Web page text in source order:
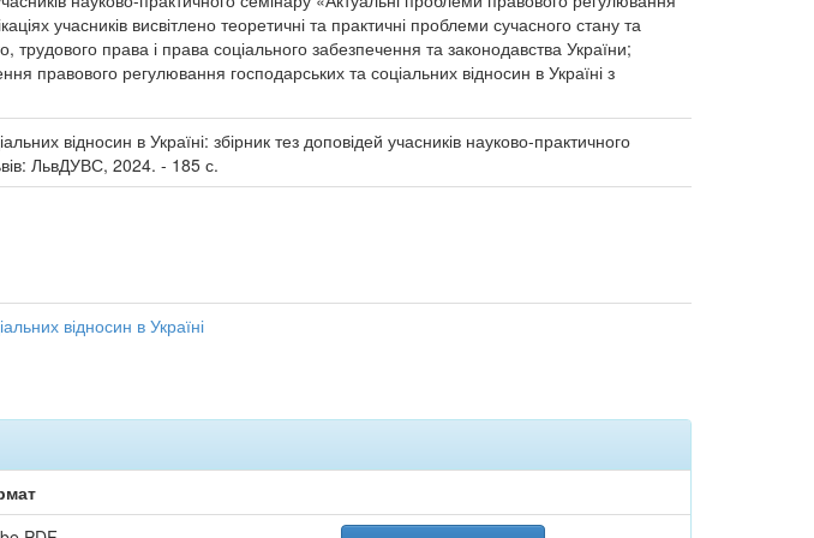
учасників висвітлено теоретичні та практичні проблеми сучасного стану та
трудового права і права соціального забезпечення та законодавства України;
правового регулювання господарських та соціальних відносин в Україні з
відносин в Україні: збірник тез доповідей учасників науково-практичного
ЛьвДУВС, 2024. - 185 с.
відносин в Україні